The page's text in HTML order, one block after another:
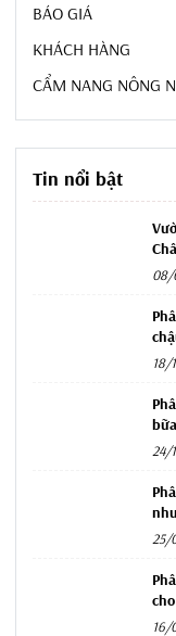
BÁO GIÁ
KHÁCH HÀNG
CẨM NANG NÔNG
Tin nổi bật
08/
18/
24/
25/
16/